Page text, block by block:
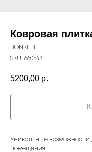
Ковровая
BONKEEL
SKU: 660543
5200,00 р.
Уникальные возможности
помещения.